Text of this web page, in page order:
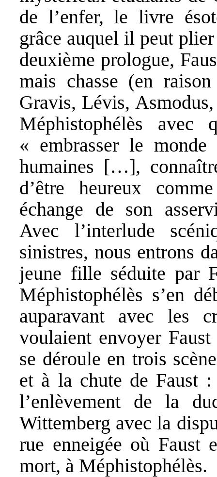
de l’enfer, le livre
grâce auquel il peut
deuxième prologue,
mais chasse (en
Gravis, Lévis,
Méphistophélès
« embrasser le
humaines […],
d’être heureux
échange de son
Avec l’interlude
sinistres, nous entrons
jeune fille séduite par
Méphistophélès s’en
auparavant avec les
voulaient envoyer
se déroule en trois
et à la chute de Faust
l’enlèvement de la
Wittemberg avec la
rue enneigée où
mort, à Méphistophélès.